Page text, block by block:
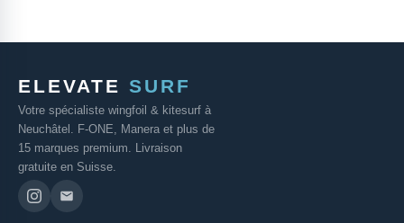
ELEVATE SURF
Votre spécialiste wingfoil & kitesurf à
Neuchâtel. F-ONE, Manera et plus de
15 marques premium. Livraison
gratuite en Suisse.